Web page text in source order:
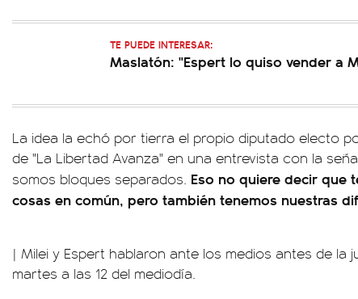
TE PUEDE INTERESAR:
Maslatón: "Espert lo quiso vender a
La idea la echó por tierra el propio diputado electo
de "La Libertad Avanza" en una entrevista con la
somos bloques separados. Eso no quiere decir que
cosas en común, pero también tenemos nuestras
| Milei y Espert hablaron ante los medios antes de la
martes a las 12 del mediodía.